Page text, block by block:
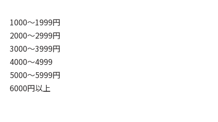
1000～1999円
2000～2999円
3000～3999円
4000～4999
5000～5999円
6000円以上